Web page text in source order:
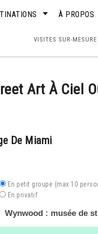
À PROPOS
VISITES SUR-MESURE
Art À Ciel
De Miami
En petit groupe (max 10
En privatif